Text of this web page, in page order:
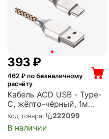
‍393‍ ₽
462 ₽ по безналичному
расчёту
Кабель ACD USB - Type-
C, жёлто-чёрный, 1м
(ACD-U927-C2Y)
Код товара: 222099
В наличии